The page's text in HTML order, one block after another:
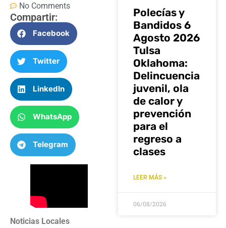
No Comments
Compartir:
Facebook
Twitter
LinkedIn
WhatsApp
Telegram
Noticias Locales
Polecías y
Bandidos 6
Agosto 2026
Tulsa
Oklahoma:
Delincuencia
juvenil, ola
de calor y
prevención
para el
regreso a
clases
LEER MÁS »
06/08/2026